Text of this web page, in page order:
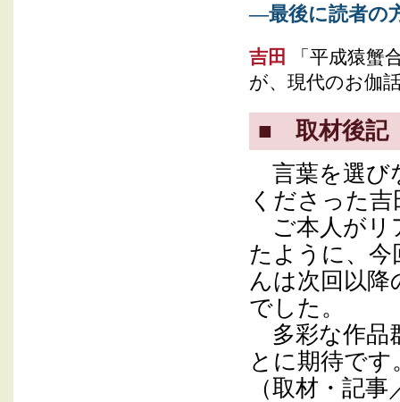
―最後に読者の
吉田
「平成猿蟹
が、現代のお伽
■ 取材後記
言葉を選び
くださった
ご本人がリ
たように、今
んは次回以
でした。
多彩な作品
とに期待です
（取材・記